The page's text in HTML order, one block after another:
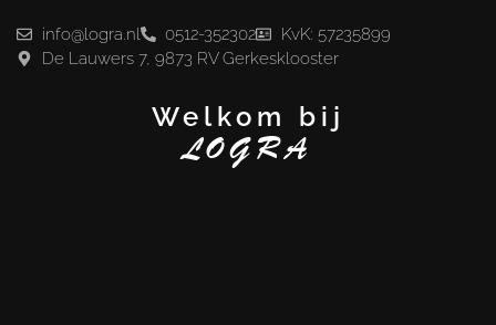
info@logra.nl 0512-352302
KvK: 57235899
De Lauwers 7, 9873 RV Gerkesklooster
Welkom bij
LOGRA